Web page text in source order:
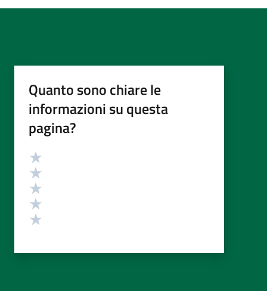
Quanto sono chiare le
informazioni su questa
pagina?
Valutazione